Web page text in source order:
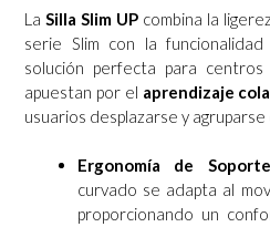
La Silla Slim UP combina la
serie Slim con la
solución perfecta para
apuestan por el aprendizaje
usuarios desplazarse y
Ergonomía de
curvado se adapta al
proporcionando un